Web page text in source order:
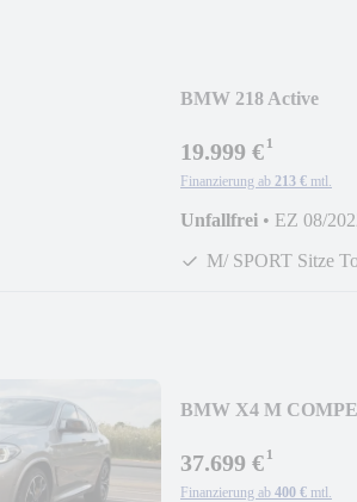
BMW 218 Active
19.999 €¹
Finanzierung ab 213 € mtl.
Unfallfrei • EZ 08/
M/ SPORT Sitze
BMW X4 M
37.699 €¹
Finanzierung ab 400 € mtl.